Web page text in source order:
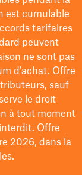
est cumulable
tarifaires
peuvent
ne sont pas
d'achat. Offre
sauf
le droit
à tout moment
Offre
2026, dans la